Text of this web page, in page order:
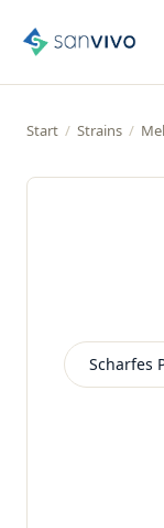
Start / Strains /
Scharfes